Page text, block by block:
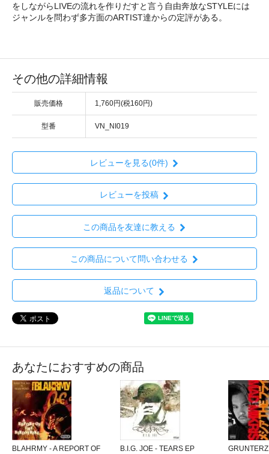
をしながらLIVEの流れを作りだすと言う自由奔放なSTYLEには
ジャンルを問わず多方面のARTIST達からの定評がある。
その他の詳細情報
販売価格 1,760円(税160円)
型番 VN_NI019
レビューを見る(0件)
レビューを投稿
この商品を友達に教える
この商品について問い合わせる
返品について
あなたにおすすめの商品
BLAHRMY - A REPORT OF
B.I.G. JOE - TEARS EP